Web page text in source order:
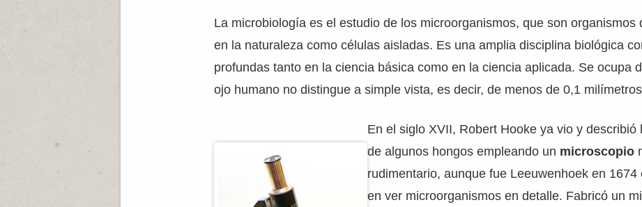
La microbiología es el estudio de los microorganismos, que son organismos
en la naturaleza como células aisladas. Es una amplia disciplina biológica
profundas tanto en la ciencia básica como en la ciencia aplicada. Se ocupa
ojo humano no distingue a simple vista, es decir, de menos de 0,1
En el siglo XVII, Robert Hooke ya vio y describió
de algunos hongos empleando un microscopio
rudimentario, aunque fue Leeuwenhoek en 1674
en ver microorganismos en detalle. Fabricó un